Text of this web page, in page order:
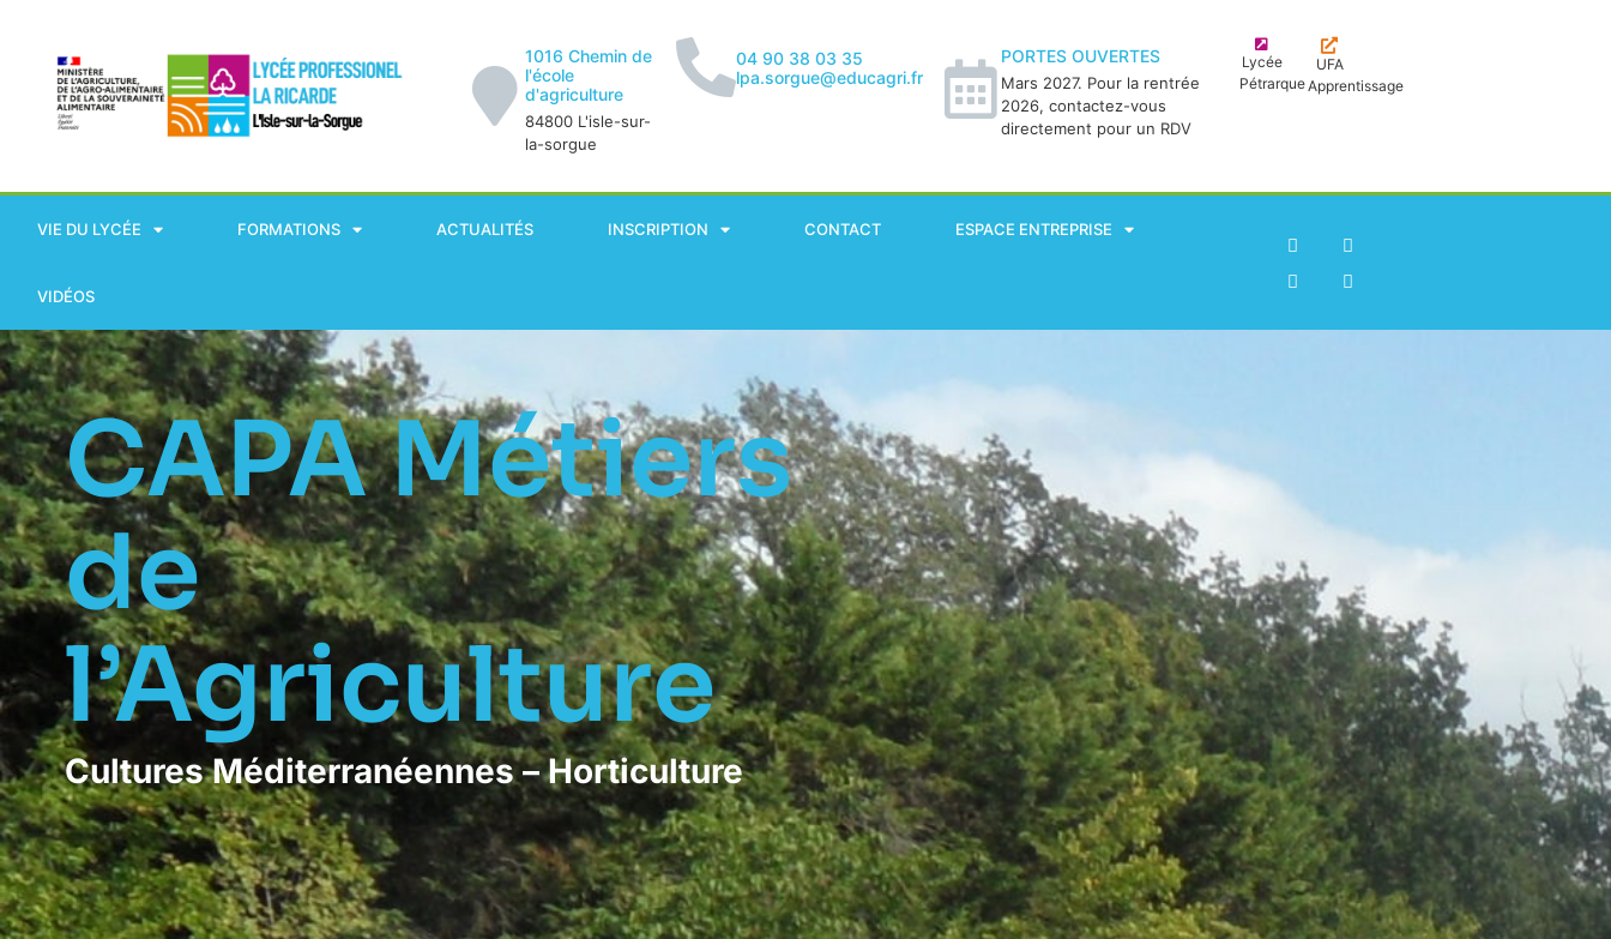
1016 Chemin de
l'école
d'agriculture
84800 L'isle-sur-
la-sorgue
04 90 38 03 35
lpa.sorgue@educagri.fr
PORTES OUVERTES
Mars 2027. Pour la rentrée
2026, contactez-vous
directement pour un RDV
Lycée
Pétrarque
UFA
Apprentissage
VIE DU LYCÉE FORMATIONS ACTUALITÉS INSCRIPTION CONTACT ESPACE ENTREPRISE
VIDÉOS
CAPA Métiers
de
l’Agriculture
Cultures Méditerranéennes – Horticulture